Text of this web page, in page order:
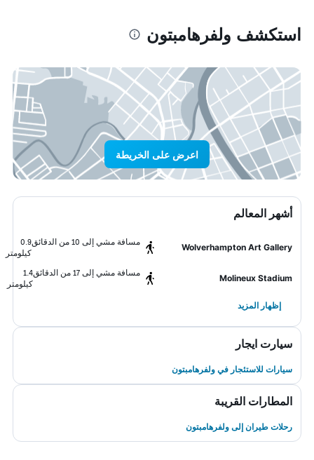
استكشف ولفرهامبتون
اعرض على الخريطة
أشهر المعالم
Wolverhampton Art Gallery
مسافة مشي إلى 10 من الدقائق
0.9
كيلومتر
Molineux Stadium
مسافة مشي إلى 17 من الدقائق
1.4
كيلومتر
إظهار المزيد
سيارت ايجار
سيارات للاستئجار في ولفرهامبتون
المطارات القريبة
رحلات طيران إلى ولفرهامبتون